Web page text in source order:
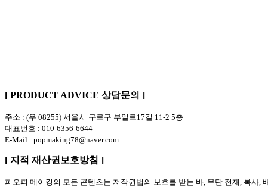
[ PRODUCT ADVICE 상담문의 ]
주소 : (우 08255) 서울시 구로구 부일로17길 11-2 5층
대표번호 : 010-6356-6644
E-Mail : popmaking78@naver.com
[ 지적 재산권보호방침 ]
피오피 메이킹의 모든 콘텐츠는 저작권법의 보호를 받는 바, 무단 전재, 복사,